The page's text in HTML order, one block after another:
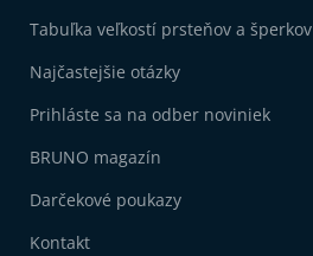
Tabuľka veľkostí prsteňov a šperkov
Najčastejšie otázky
Prihláste sa na odber noviniek
BRUNO magazín
Darčekové poukazy
Kontakt